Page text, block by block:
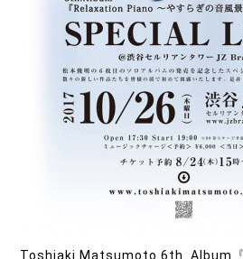
Toshiaki Matsumoto 6th. Album